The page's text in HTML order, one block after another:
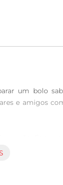
um bolo
e amigos